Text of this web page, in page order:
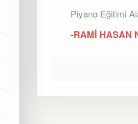
Piyano Eğitimi
-RAMİ HASAN